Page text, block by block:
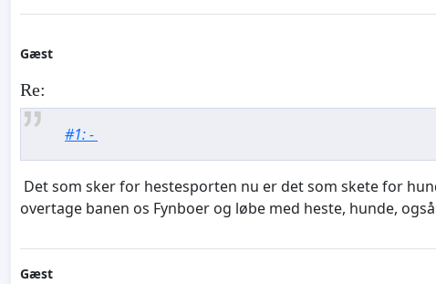
Gæst
Re:
#1: -
Det som sker for hestesporten nu er det som skete for
overtage banen os Fynboer og løbe med heste, hunde,
Gæst